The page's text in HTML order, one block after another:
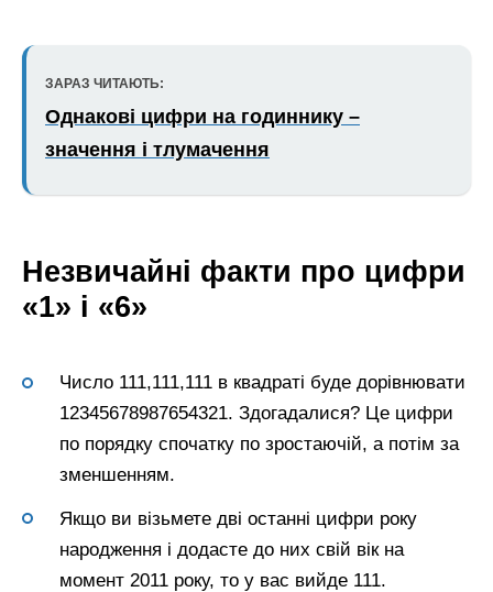
ЗАРАЗ ЧИТАЮТЬ:
Однакові цифри на годиннику –
значення і тлумачення
Незвичайні факти про цифри
«1» і «6»
Число 111,111,111 в квадраті буде дорівнювати
12345678987654321. Здогадалися? Це цифри
по порядку спочатку по зростаючій, а потім за
зменшенням.
Якщо ви візьмете дві останні цифри року
народження і додасте до них свій вік на
момент 2011 року, то у вас вийде 111.